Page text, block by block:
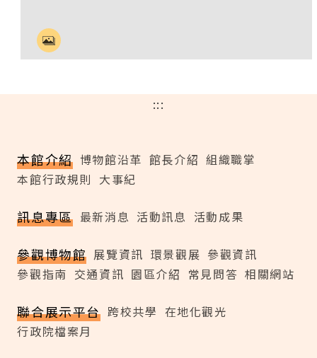
:::
本館介紹 博物館沿革 館長介紹 組織職掌
本館行政規則 大事紀
訊息專區 最新消息 活動訊息 活動成果
參觀博物館 展覽資訊 環景觀展 參觀資訊
參觀指南 交通資訊 園區介紹 常見問答 相關網站
聯合展示平台 跨校共學 在地化觀光
行政院檔案月